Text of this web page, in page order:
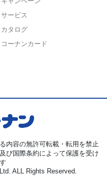
サービス
カタログ
コーナンカード
内容の無許可転載・転用を禁止
び国際条約によって保護を受け
ALL Rights Reserved.